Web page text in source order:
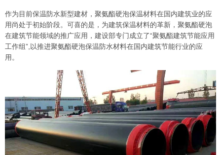
作为目前保温防水新型建材，聚氨酯硬泡保温材料在国内建筑业的应
用尚处于初始阶段。可喜的是，为建筑保温材料的革新，聚氨酯硬泡
在建筑节能领域的推广应用，建设部专门成立了“聚氨酯建筑节能应用
工作组”,以推进聚氨酯硬泡保温防水材料在国内建筑节能行业的应
用。